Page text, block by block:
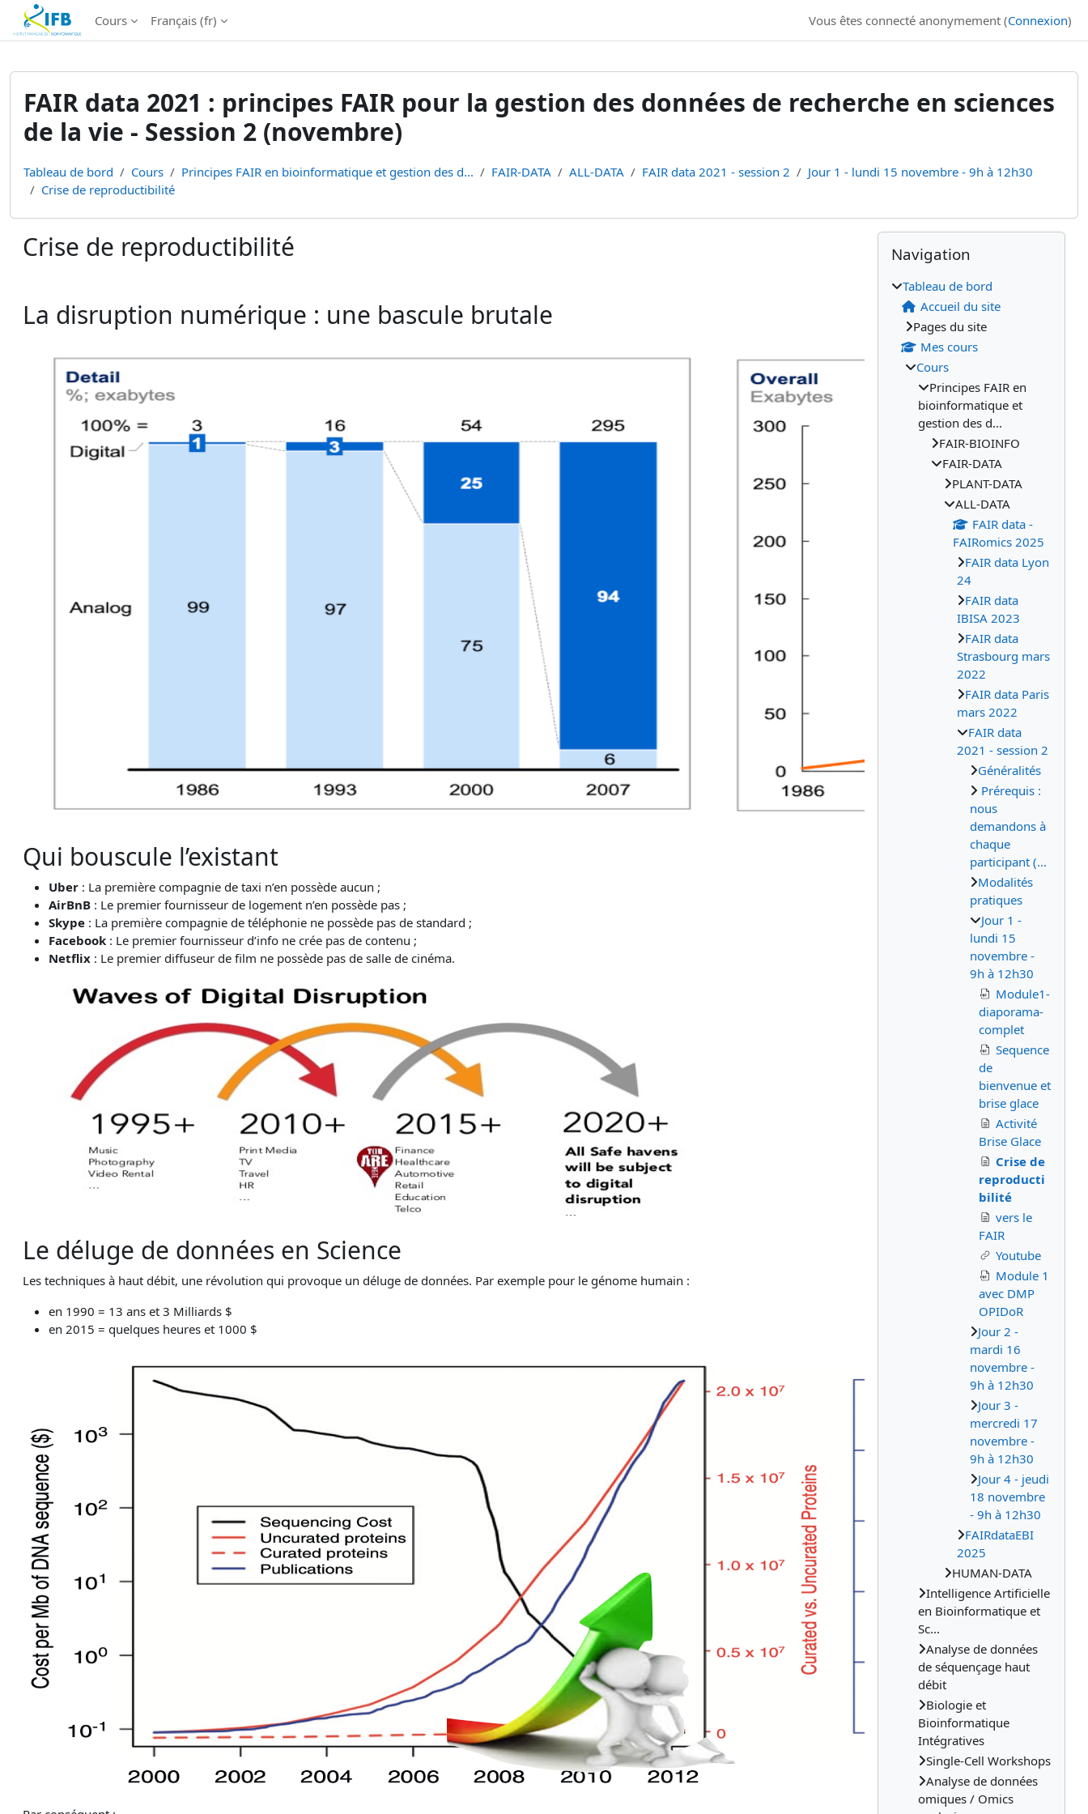
Institut Français de Bioinformatique - Les formations
Passer au contenu principal
Cours Français ‎(fr)‎ Vous êtes connecté anonymement (Connexion)
FAIR data 2021 : principes FAIR pour la gestion des données de recherche en sciences
de la vie - Session 2 (novembre)
Tableau de bord Cours Principes FAIR en bioinformatique et gestion des d... FAIR-DATA ALL-DATA FAIR data 2021 - session 2
Jour 1 - lundi 15 novembre - 9h à 12h30
Crise de reproductibilité
Crise de reproductibilité
La disruption numérique : une bascule brutale
Qui bouscule l’existant
Uber : La première compagnie de taxi n’en possède aucun ;
AirBnB : Le premier fournisseur de logement n’en possède pas ;
Skype : La première compagnie de téléphonie ne possède pas de standard ;
Facebook : Le premier fournisseur d’info ne crée pas de contenu ;
Netflix : Le premier diffuseur de film ne possède pas de salle de cinéma.
Le déluge de données en Science
Les techniques à haut débit, une révolution qui provoque un déluge de données. Par exemple pour le génome humain :
en 1990 = 13 ans et 3 Milliards $
en 2015 = quelques heures et 1000 $
Blocs
Blocs
Passer Navigation
Navigation
Tableau de bord
Accueil du site
Pages du site
Mes cours
Cours
Principes FAIR en
bioinformatique et
gestion des d...
FAIR-BIOINFO
FAIR-DATA
PLANT-DATA
ALL-DATA
FAIR data -
FAIRomics 2025
FAIR data Lyon
24
FAIR data
IBISA 2023
FAIR data
Strasbourg mars
2022
FAIR data Paris
mars 2022
FAIR data
2021 - session 2
Généralités
Prérequis :
nous
demandons à
chaque
participant (...
Modalités
pratiques
Jour 1 -
lundi 15
novembre -
9h à 12h30
Module1-
diaporama-
complet
Sequence
de
bienvenue et
brise glace
Activité
Brise Glace
Crise de
reproducti
bilité
vers le
FAIR
Youtube
Module 1
avec DMP
OPIDoR
Jour 2 -
mardi 16
novembre -
9h à 12h30
Jour 3 -
mercredi 17
novembre -
9h à 12h30
Jour 4 - jeudi
18 novembre
- 9h à 12h30
FAIRdataEBI
2025
HUMAN-DATA
Intelligence Artificielle
en Bioinformatique et
Sc...
Analyse de données
de séquençage haut
débit
Biologie et
Bioinformatique
Intégratives
Single-Cell Workshops
Analyse de données
omiques / Omics